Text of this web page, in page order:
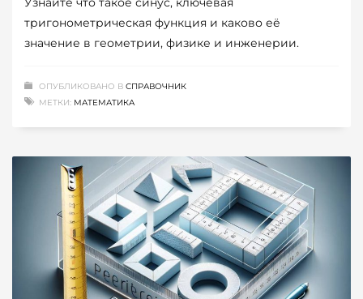
тригонометрическая функция и каково её
значение в геометрии, физике и инженерии.
ОПУБЛИКОВАНО В СПРАВОЧНИК
МЕТКИ: МАТЕМАТИКА